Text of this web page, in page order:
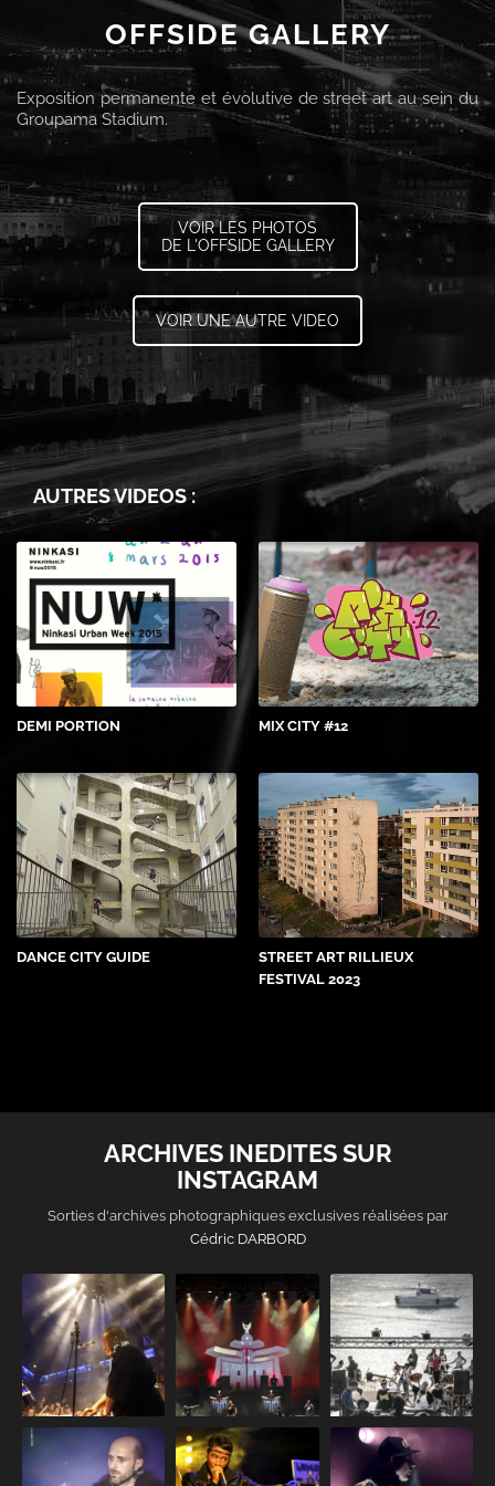
OFFSIDE GALLERY
Exposition permanente et évolutive de street art au sein du
Groupama Stadium.
VOIR LES PHOTOS
DE L'OFFSIDE GALLERY
VOIR UNE AUTRE VIDEO
AUTRES VIDEOS :
DEMI PORTION MIX CITY #12
DANCE CITY GUIDE
STREET ART RILLIEUX
FESTIVAL 2023
ARCHIVES INEDITES SUR
INSTAGRAM
Sorties d'archives photographiques exclusives réalisées par
Cédric DARBORD